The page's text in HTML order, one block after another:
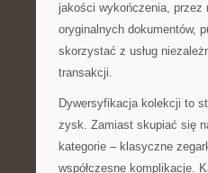
jakości wykończenia, przez
oryginalnych dokumentów,
skorzystać z usług
transakcji.
Dywersyfikacja kolekcji to
zysk. Zamiast skupiać się
kategorie – klasyczne
współczesne komplikacje.